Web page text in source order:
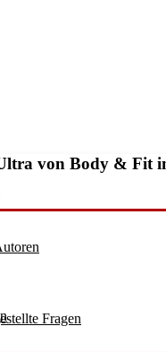
Fragen
von Body & Fit